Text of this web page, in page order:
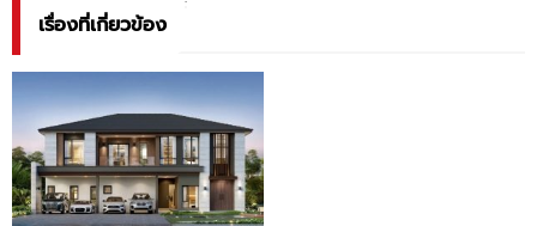
เรื่องที่เกี่ยวข้อง